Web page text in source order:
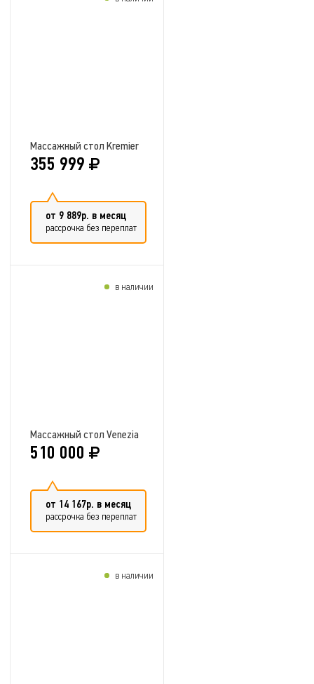
Массажный стол Kremier
355 999
от 9 889р. в месяц
рассрочка без переплат
Массажный стол Venezia
510 000
от 14 167р. в месяц
рассрочка без переплат
в наличии
в наличии